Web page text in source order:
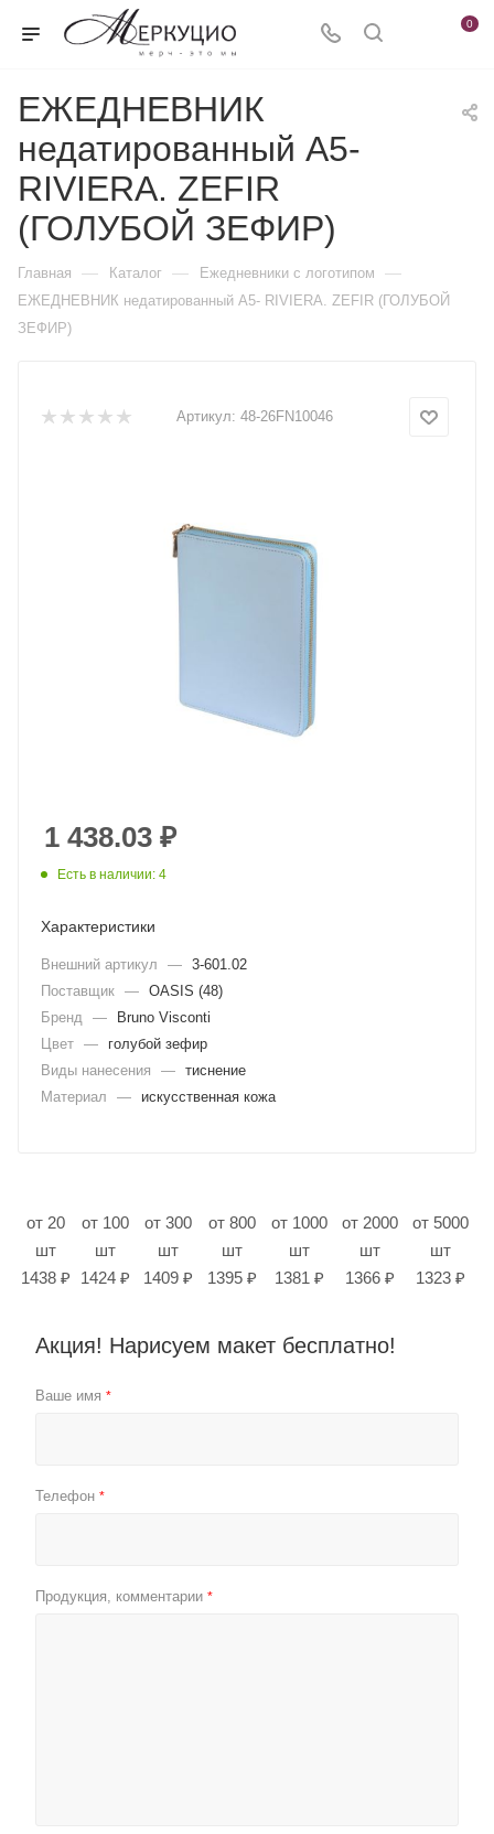
0
ЕЖЕДНЕВНИК
недатированный А5-
RIVIERA. ZEFIR
(ГОЛУБОЙ ЗЕФИР)
Главная — Каталог — Ежедневники c логотипом —
ЕЖЕДНЕВНИК недатированный А5- RIVIERA. ZEFIR (ГОЛУБОЙ
ЗЕФИР)
Артикул: 48-26FN10046
1 438.03 ₽
Есть в наличии: 4
Характеристики
Внешний артикул — 3-601.02
Поставщик — OASIS (48)
Бренд
—
Bruno Visconti
Цвет —
голубой зефир
Виды нанесения
— тиснение
Материал
— искусственная кожа
от 20
шт
1438 ₽
от 100
шт
1424 ₽
от 300
шт
1409 ₽
от 800
шт
1395 ₽
от 1000
шт
1381 ₽
от 2000
шт
1366 ₽
от 5000
шт
1323 ₽
Акция! Нарисуем макет бесплатно!
Ваше имя *
Телефон *
Продукция, комментарии *